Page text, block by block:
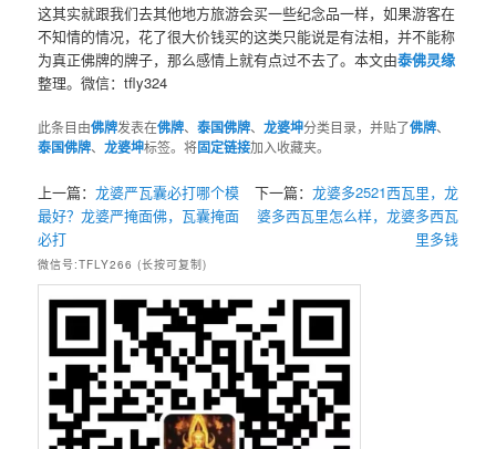
这其实就跟我们去其他地方旅游会买一些纪念品一样，如果游客在
不知情的情况，花了很大价钱买的这类只能说是有法相，并不能称
为真正佛牌的牌子，那么感情上就有点过不去了。本文由泰佛灵缘
整理。微信：tfly324
此条目由佛牌发表在佛牌、泰国佛牌、龙婆坤分类目录，并贴了佛牌、
泰国佛牌、龙婆坤标签。将固定链接加入收藏夹。
上一篇：龙婆严瓦囊必打哪个模
最好？龙婆严掩面佛，瓦囊掩面
必打
下一篇： 龙婆多2521西瓦里，龙
婆多西瓦里怎么样，龙婆多西瓦
里多钱
微信号:TFLY266 (长按可复制)